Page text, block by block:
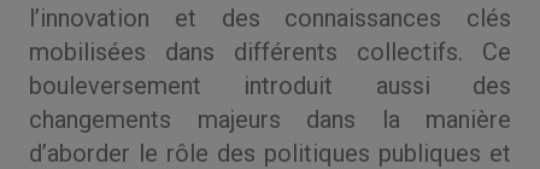
l’innovation et des connaissances clés
mobilisées dans différents collectifs. Ce
bouleversement introduit aussi des
changements majeurs dans la manière
d’aborder le rôle des politiques publiques et